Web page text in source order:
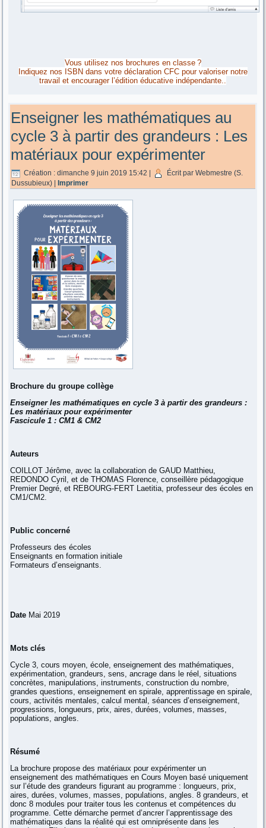
Vous utilisez nos brochures en classe ?
Indiquez nos ISBN dans votre déclaration CFC pour valoriser notre
travail et encourager l’édition éducative indépendante..
Enseigner les mathématiques au
cycle 3 à partir des grandeurs : Les
matériaux pour expérimenter
Création : dimanche 9 juin 2019 15:42 |
Écrit par Webmestre (S.
Dussubieux) |Imprimer
Brochure du groupe collège
Enseigner les mathématiques en cycle 3 à partir des grandeurs :
Les matériaux pour expérimenter
Fascicule 1 : CM1 & CM2
Auteurs
COILLOT Jérôme, avec la collaboration de GAUD Matthieu,
REDONDO Cyril, et de THOMAS Florence, conseillère pédagogique
Premier Degré, et REBOURG-FERT Laetitia, professeur des écoles en
CM1/CM2.
Public concerné
Professeurs des écoles
Enseignants en formation initiale
Formateurs d’enseignants.
Date Mai 2019
Mots clés
Cycle 3, cours moyen, école, enseignement des mathématiques,
expérimentation, grandeurs, sens, ancrage dans le réel, situations
concrètes, manipulations, instruments, construction du nombre,
grandes questions, enseignement en spirale, apprentissage en spirale,
cours, activités mentales, calcul mental, séances d’enseignement,
progressions, longueurs, prix, aires, durées, volumes, masses,
populations, angles.
Résumé
La brochure propose des matériaux pour expérimenter un
enseignement des mathématiques en Cours Moyen basé uniquement
sur l’étude des grandeurs figurant au programme : longueurs, prix,
aires, durées, volumes, masses, populations, angles. 8 grandeurs, et
donc 8 modules pour traiter tous les contenus et compétences du
programme. Cette démarche permet d’ancrer l’apprentissage des
mathématiques dans la réalité qui est omniprésente dans les